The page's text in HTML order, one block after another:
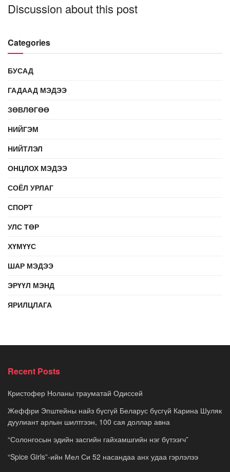
Discussion about this post
Categories
БУСАД
ГАДААД МЭДЭЭ
ЗӨВЛӨГӨӨ
НИЙГЭМ
НИЙТЛЭЛ
ОНЦЛОХ МЭДЭЭ
СОЁЛ УРЛАГ
СПОРТ
УЛС ТӨР
ХҮМҮҮС
ШАР МЭДЭЭ
ЭРҮҮЛ МЭНД
ЯРИЛЦЛАГА
Recent Posts
Кристофер Ноланы трауматай Одиссей
Жеффри Эпштейны найз бүсгүй Беларус бүсгүй Карина Шуляк
дуулиант арлын шилтгээн, 100 сая доллар авна
“Солонгосын эдийн засгийн гайхамшгийн нэг бүтээгч”
“Spice Girls”-ийн Мел Си 52 насандаа анх удаа гэрлэлээ